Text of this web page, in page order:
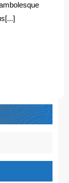
?